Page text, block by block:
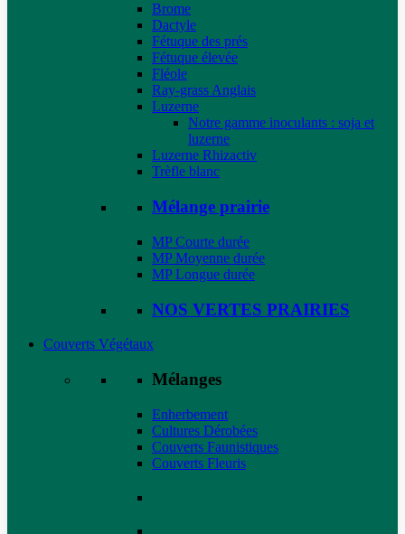
Brome
Dactyle
Fétuque des prés
Fétuque élevée
Fléole
Ray-grass Anglais
Luzerne
Notre gamme inoculants : soja et
luzerne
Luzerne Rhizactiv
Trèfle blanc
Mélange prairie
MP Courte durée
MP Moyenne durée
MP Longue durée
NOS VERTES PRAIRIES
Couverts Végétaux
Mélanges
Enherbement
Cultures Dérobées
Couverts Faunistiques
Couverts Fleuris